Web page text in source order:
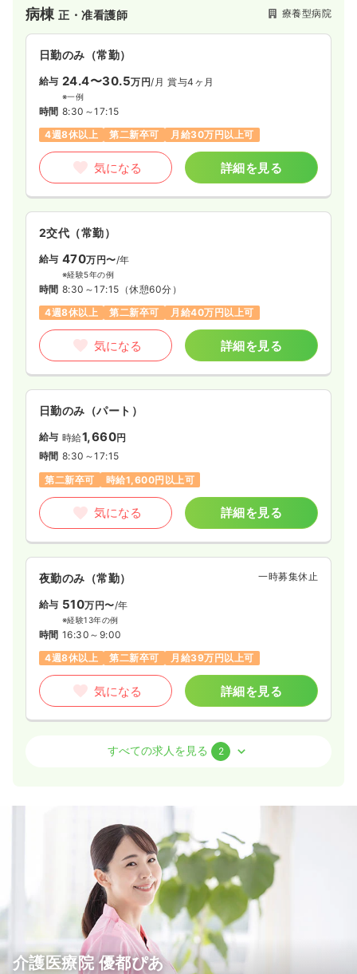
病棟正・准看護師 療養型病院
日勤のみ（常勤）
給与 24.4〜30.5万円/月 賞与4ヶ月
※一例
時間 8:30～17:15
4週8休以上
第二新卒可 月給30万円以上可
気になる 詳細を見る
2交代（常勤）
給与 470万円〜/年
※経験5年の例
時間 8:30～17:15 （休憩60分）
4週8休以上
第二新卒可 月給40万円以上可
気になる 詳細を見る
日勤のみ（パート）
給与 時給1,660円
時間 8:30～17:15
第二新卒可
時給1,600円以上可
気になる 詳細を見る
夜勤のみ（常勤） 一時募集休止
給与 510万円〜/年
※経験13年の例
時間 16:30～9:00
4週8休以上
第二新卒可 月給39万円以上可
気になる 詳細を見る
正看護師
8:45～17:30
4週8休以上
月給23万円以上可
気になる 詳細を見る
日勤のみ（パート）
すべての求人を見る 2
介護医療院 優都ぴあ